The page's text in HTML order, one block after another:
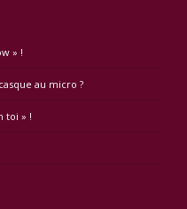
» !
au micro ?
toi » !